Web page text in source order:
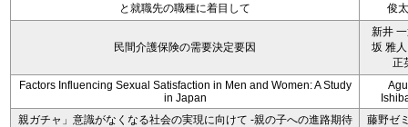
と就職先の職種に着目して
俊
民間介護保険の需要決定要因
新井
坂 雅
正
Factors Influencing Sexual Satisfaction in Men and Women: A Study
in Japan
親ガチャ」意識がなくなる社会の実現に向けて -親の子への進路期待
藤野ゼ